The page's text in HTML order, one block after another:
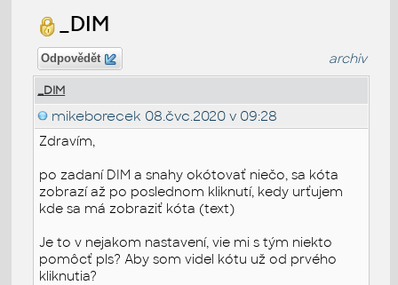
_DIM
Odpovědět archiv
_DIM
mikeborecek 08.čvc.2020 v 09:28
Zdravím,
po zadaní DIM a snahy okótovať niečo, sa kóta
zobrazí až po poslednom kliknutí, kedy urťujem
kde sa má zobraziť kóta (text)
Je to v nejakom nastavení, vie mi s tým niekto
pomôcť pls? Aby som videl kótu už od prvého
kliknutia?